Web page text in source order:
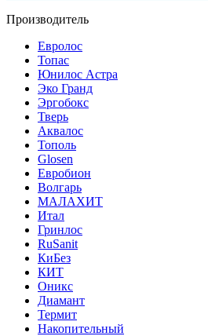
Производитель
Евролос
Топас
Юнилос Астра
Эко Гранд
Эргобокс
Тверь
Аквалос
Тополь
Glosen
Евробион
Волгарь
МАЛАХИТ
Итал
Гринлос
RuSanit
КиБез
КИТ
Оникс
Диамант
Термит
Накопительный